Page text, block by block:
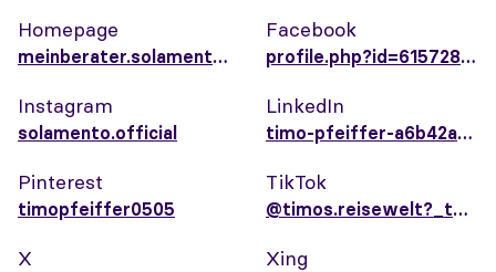
Homepage
meinberater.solamento.com/timopfeiffer
Facebook
profile.php?id=61572806819839
Instagram
solamento.official
LinkedIn
timo-pfeiffer-a6b42a355
Pinterest
timopfeiffer0505
TikTok
@timos.reisewelt?_t=ZN-8uUWnnZJ9wQ&_r=1
X Xing